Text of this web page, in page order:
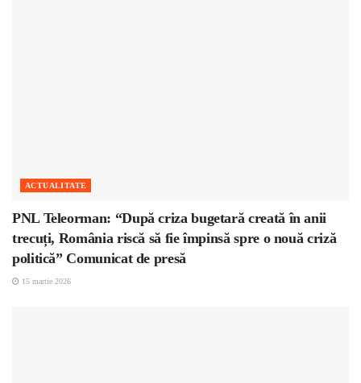
ACTUALITATE
PNL Teleorman: “După criza bugetară creată în anii
trecuți, România riscă să fie împinsă spre o nouă criză
politică” Comunicat de presă
15 martie 2026